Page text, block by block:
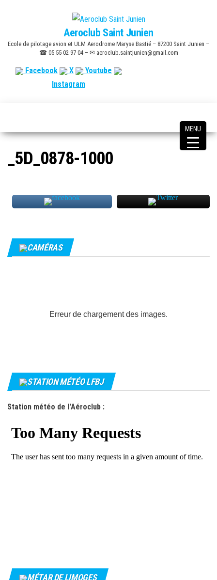
content
Aeroclub Saint Junien
Ecole de pilotage avion et ULM Aerodrome Maryse Bastié – 87200 Saint Junien –
☎ 05 55 02 97 04 – ✉ aeroclub.saintjunien@gmail.com
Facebook X
Youtube
Instagram
_5D_0878-1000
CAMÉRAS
Erreur de chargement des images.
STATION MÉTÉO LFBJ
Station météo de l'Aéroclub :
MÉTAR DE LIMOGES
MENU